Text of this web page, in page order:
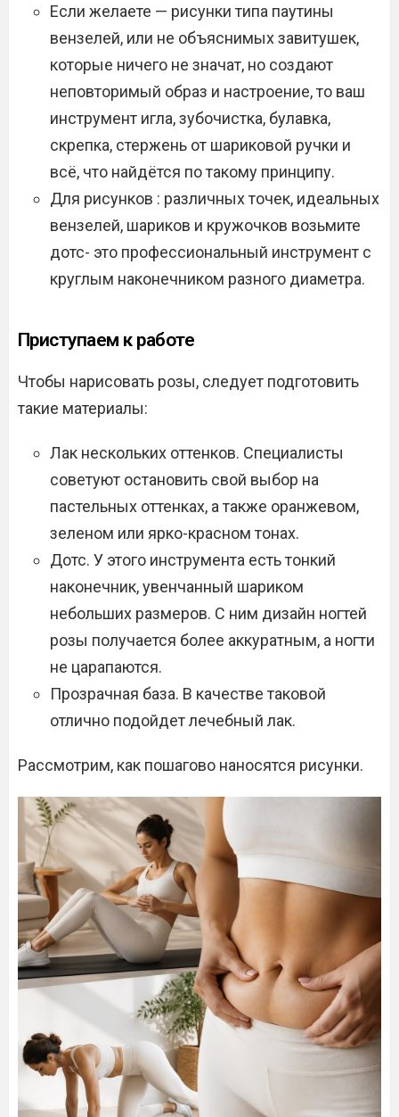
Если желаете — рисунки типа паутины
вензелей, или не объяснимых завитушек,
которые ничего не значат, но создают
неповторимый образ и настроение, то ваш
инструмент игла, зубочистка, булавка,
скрепка, стержень от шариковой ручки и
всё, что найдётся по такому принципу.
Для рисунков : различных точек, идеальных
вензелей, шариков и кружочков возьмите
дотс- это профессиональный инструмент с
круглым наконечником разного диаметра.
Приступаем к работе
Чтобы нарисовать розы, следует подготовить
такие материалы:
Лак нескольких оттенков. Специалисты
советуют остановить свой выбор на
пастельных оттенках, а также оранжевом,
зеленом или ярко-красном тонах.
Дотс. У этого инструмента есть тонкий
наконечник, увенчанный шариком
небольших размеров. С ним дизайн ногтей
розы получается более аккуратным, а ногти
не царапаются.
Прозрачная база. В качестве таковой
отлично подойдет лечебный лак.
Рассмотрим, как пошагово наносятся рисунки.